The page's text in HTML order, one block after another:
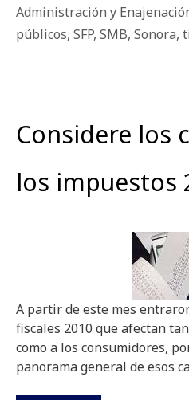
Administración y
públicos, SFP, SMB, Sonora,
Considere los
los impuestos
A partir de este mes
fiscales 2010 que afectan
como a los consumidores,
panorama general de esos